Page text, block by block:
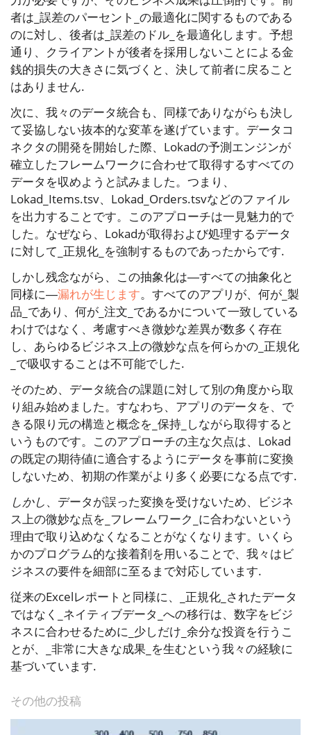
者は_誤差のパーセント_の最適化に関するものである
のに対し、後者は_誤差のドル_を最適化します。予想
通り、クライアントが後者を採用しないことによる金
銭的損失の大きさに気づくと、決して前者に戻ること
はありません.
次に、我々のデータ統合も、同様でありながらも決し
て妥協しない抜本的な変革を遂げています。データコ
ネクタの開発を開始した際、Lokadの予測エンジンが
確立したフレームワークに合わせて取得するすべての
データを収めようと試みました。つまり、
Lokad_Items.tsv、 Lokad_Orders.tsvなどのファイル
を出力することです。このアプローチは一見魅力的で
した。なぜなら、Lokadが取得および処理するデータ
に対して_正規化_を強制するものであったからです.
しかし残念ながら、この抽象化は―すべての抽象化と
同様に―漏れが生じます。すべてのアプリが、何が_製
品_であり、何が_注文_であるかについて一致している
わけではなく、考慮すべき微妙な差異が数多く存在
し、あらゆるビジネス上の微妙な点を何らかの_正規化
_で吸収することは不可能でした.
そのため、データ統合の課題に対して別の角度から取
り組み始めました。すなわち、アプリのデータを、で
きる限り元の構造と概念を_保持_しながら取得すると
いうものです。このアプローチの主な欠点は、Lokad
の既定の期待値に適合するようにデータを事前に変換
しないため、初期の作業がより多く必要になる点です.
しかし、データが誤った変換を受けないため、ビジネ
ス上の微妙な点を_フレームワーク_に合わないという
理由で取り込めなくなることがなくなります。いくら
かのプログラム的な接着剤を用いることで、我々はビ
ジネスの要件を細部に至るまで対応しています.
従来のExcelレポートと同様に、_正規化_されたデータ
ではなく_ネイティブデータ_への移行は、数字をビジ
ネスに合わせるために_少しだけ_余分な投資を行うこ
とが、_非常に大きな成果_を生むという我々の経験に
基づいています.
その他の投稿